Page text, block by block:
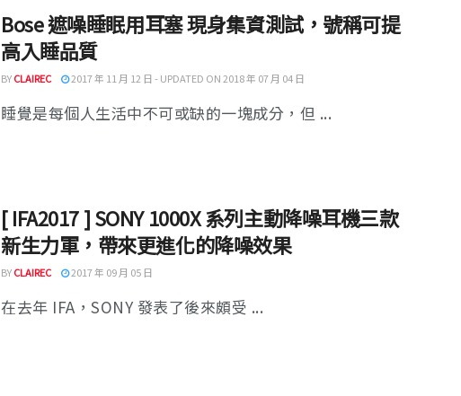
Bose 遮噪睡眠用耳塞 現身集資測試，號稱可提
高入睡品質
BYCLAIREC 2017 年 11 月 12 日 - UPDATED ON 2018 年 07 月 04 日
睡覺是每個人生活中不可或缺的一塊成分，但 ...
[ IFA2017 ] SONY 1000X 系列主動降噪耳機三款
新生力軍，帶來更進化的降噪效果
BYCLAIREC 2017 年 09 月 05 日
在去年 IFA，SONY 發表了後來頗受 ...